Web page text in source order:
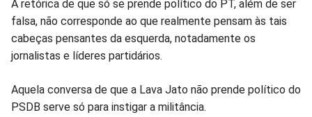
Compartilhar
no
Compartilhar
no
Compartilhar
no
Compartilhar
no
Compartilhar
no
A retórica de que só se prende político do PT, além de ser
falsa, não corresponde ao que realmente pensam às tais
cabeças pensantes da esquerda, notadamente os
jornalistas e líderes partidários.
Aquela conversa de que a Lava Jato não prende político do
PSDB serve só para instigar a militância.